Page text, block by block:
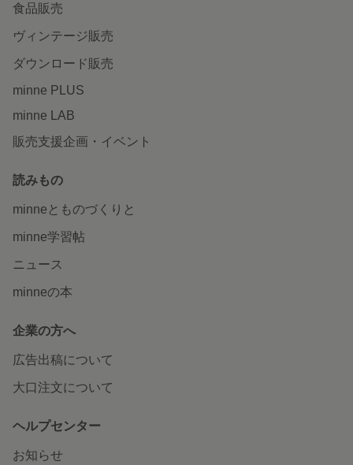
食品販売
ヴィンテージ販売
ダウンロード販売
minne PLUS
minne LAB
販売支援企画・イベント
読みもの
minneとものづくりと
minne学習帖
ニュース
minneの本
企業の方へ
広告出稿について
大口注文について
ヘルプセンター
お知らせ